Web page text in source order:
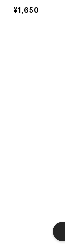
¥1,650